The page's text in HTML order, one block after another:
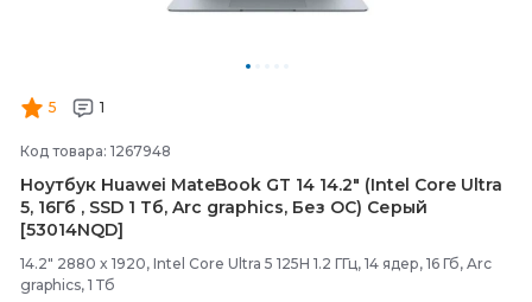
5 1
Код товара: 1267948
Ноутбук Huawei MateBook GT 14 14.2" (Intel Core Ultra
5, 16Гб , SSD 1 Тб, Arc graphics, Без ОС) Серый
[53014NQD]
14.2" 2880 x 1920, Intel Core Ultra 5 125H 1.2 ГГц, 14 ядер, 16 Гб, Arc
graphics, 1 Тб